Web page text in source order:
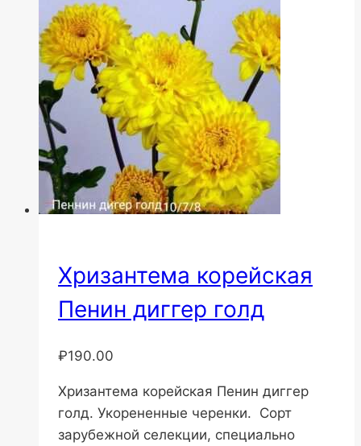
Хризантема корейская
Пенин диггер голд
₽190.00
Хризантема корейская Пенин диггер
голд. Укорененные черенки. Сорт
зарубежной селекции, специально